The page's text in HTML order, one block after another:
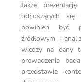
także
odnoszących
powinien być
źródłowym i
wiedzy na dany
prowadzenia
przedstawia